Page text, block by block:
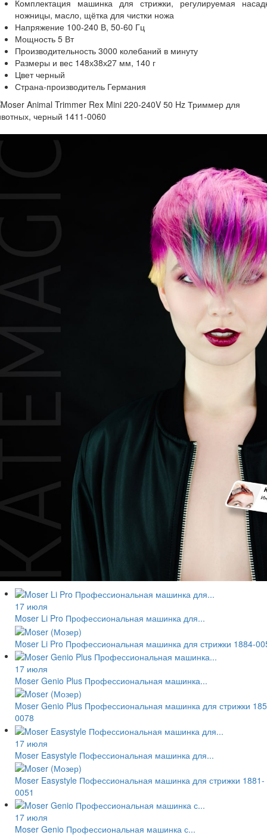
Комплектация машинка для стрижки, регулируемая
ножницы, масло, щётка для чистки ножа
Напряжение 100-240 В, 50-60 Гц
Мощность 5 Вт
Производительность 3000 колебаний в минуту
Размеры и вес 148х38х27 мм, 140 г
Цвет черный
Страна-производитель Германия
17 июля
Moser Li Pro Профессиональная машинка для...
Moser Li Pro Профессиональная машинка для стрижки 1884-
17 июля
Moser Genio Plus Профессиональная машинка...
Moser Genio Plus Профессиональная машинка для стрижки
0078
17 июля
Moser Easystyle Пофессиональная машинка для...
Moser Easystyle Пофессиональная машинка для стрижки 1881-
0051
17 июля
Moser Genio Профессиональная машинка с...